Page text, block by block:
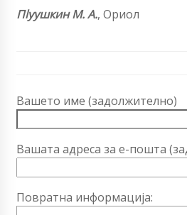
Пlyушкин М. А., Ориол
Вашето име (задолжително)
Вашата адреса за е-пошта
Повратна информација: